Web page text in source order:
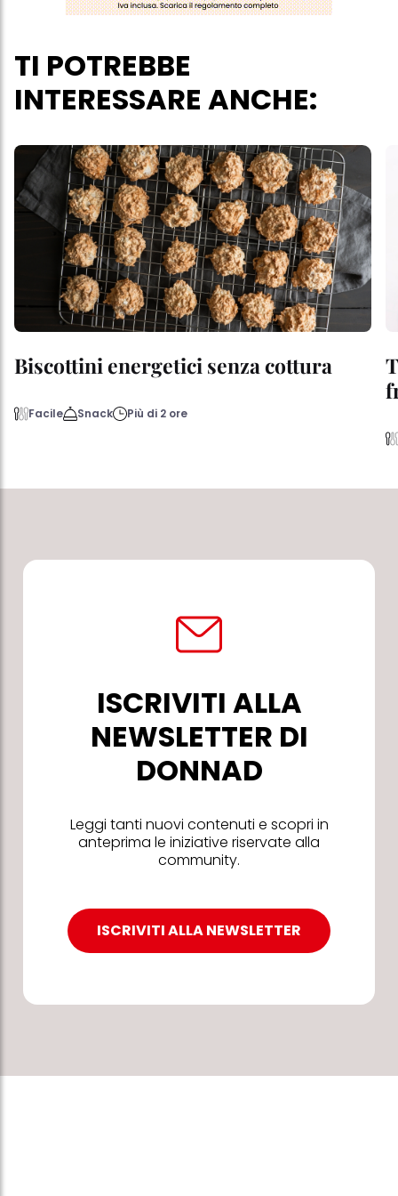
TI POTREBBE
INTERESSARE ANCHE:
Biscottini energetici senza cottura
Facile Snack Più di 2 ore
ISCRIVITI ALLA
NEWSLETTER DI
DONNAD
Leggi tanti nuovi contenuti e scopri in
anteprima le iniziative riservate alla
community.
ISCRIVITI ALLA NEWSLETTER
questo sito web.